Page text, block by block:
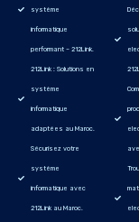
système
informatique
performant – 212Link.
212Link : Solutions en
système
informatique
adaptées au Maroc.
Sécurisez votre
système
informatique avec
212Link au Maroc.